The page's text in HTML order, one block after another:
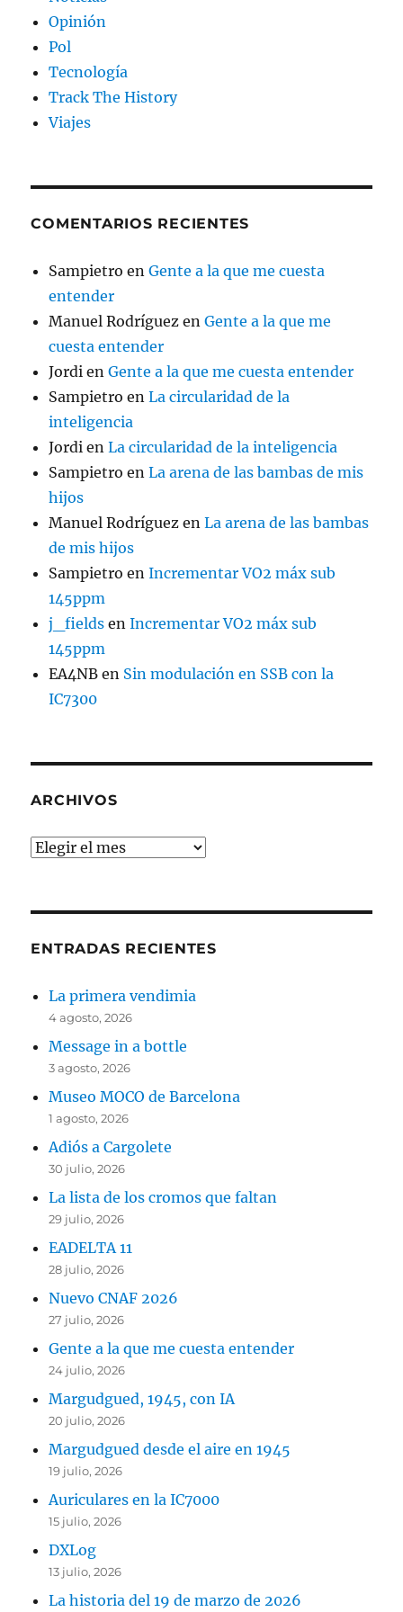
Opinión
Pol
Tecnología
Track The History
Viajes
COMENTARIOS RECIENTES
Sampietro enGente a la que me cuesta
entender
Manuel Rodríguez enGente a la que me
cuesta entender
Jordi enGente a la que me cuesta entender
Sampietro enLa circularidad de la
inteligencia
Jordi enLa circularidad de la inteligencia
Sampietro enLa arena de las bambas de mis
hijos
Manuel Rodríguez enLa arena de las bambas
de mis hijos
Sampietro enIncrementar VO2 máx sub
145ppm
j_fields enIncrementar VO2 máx sub
145ppm
EA4NB en Sin modulación en SSB con la
IC7300
ARCHIVOS
Archivos
ENTRADAS RECIENTES
La primera vendimia
4 agosto, 2026
Message in a bottle
3 agosto, 2026
Museo MOCO de Barcelona
1 agosto, 2026
Adiós a Cargolete
30 julio, 2026
La lista de los cromos que faltan
29 julio, 2026
EADELTA 11
28 julio, 2026
Nuevo CNAF 2026
27 julio, 2026
Gente a la que me cuesta entender
24 julio, 2026
Margudgued, 1945, con IA
20 julio, 2026
Margudgued desde el aire en 1945
19 julio, 2026
Auriculares en la IC7000
15 julio, 2026
DXLog
13 julio, 2026
La historia del 19 de marzo de 2026